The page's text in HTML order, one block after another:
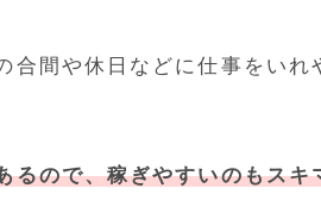
合間や休日などに仕事をいれ
るので、稼ぎやすいのもスキ